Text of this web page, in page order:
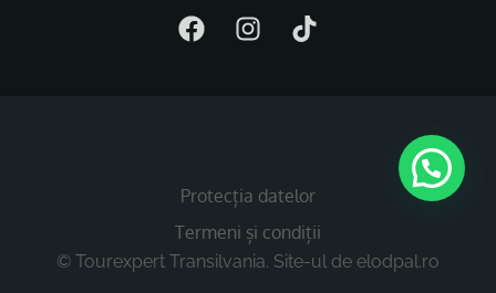
F
a
k
I
n
a
m
T
i
Protecția datelor
Termeni și condiții
© Tourexpert Transilvania. Site-ul de elodpal.ro